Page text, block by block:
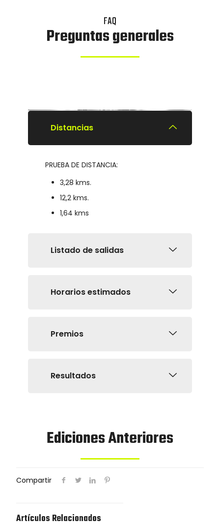
FAQ
Preguntas generales
Distancias
PRUEBA DE DISTANCIA:
3,28 kms.
12,2 kms.
1,64 kms
Listado de salidas
Horarios estimados
Premios
Resultados
Ediciones Anteriores
Compartir
Artículos Relacionados